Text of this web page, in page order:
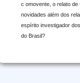
c omovente, o relato
novidades além dos
espírito investigador
do Brasil?